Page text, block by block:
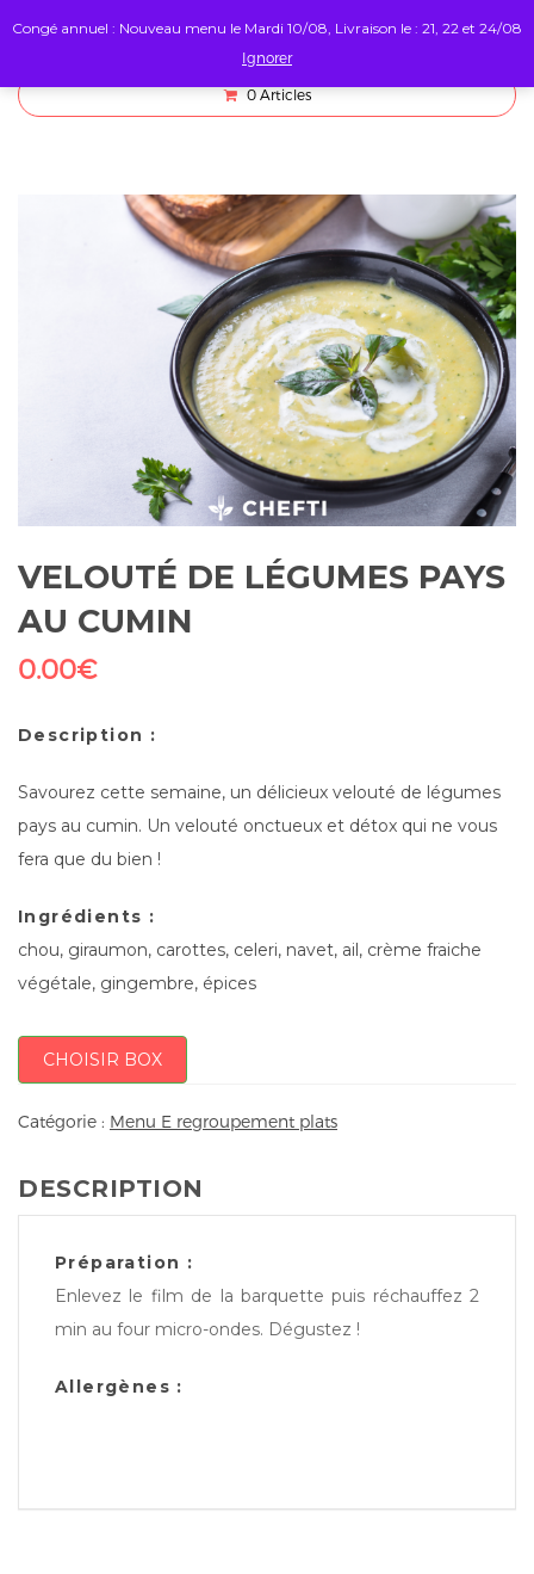
0 Articles
VELOUTÉ DE LÉGUMES PAYS
AU CUMIN
0.00€
Description :
Savourez cette semaine, un délicieux velouté de légumes
pays au cumin. Un velouté onctueux et détox qui ne vous
fera que du bien !
Ingrédients :
chou, giraumon, carottes, celeri, navet, ail, crème fraiche
végétale, gingembre, épices
CHOISIR BOX
Catégorie : Menu E regroupement plats
DESCRIPTION
Préparation :
Enlevez le film de la barquette puis réchauffez 2
min au four micro-ondes. Dégustez !
Allergènes :
Congé annuel : Nouveau menu le Mardi 10/08, Livraison le : 21, 22 et 24/08
Ignorer